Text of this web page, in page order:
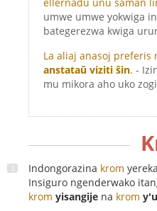
umwe umwe yokwiga
bategerezwa kwiga
La aliaj anasoj preferis
anstataŭ viziti ŝin. -
mu mikora aho uko
Indongorazina krom
Insiguro ngenderwako
krom yisangije na krom